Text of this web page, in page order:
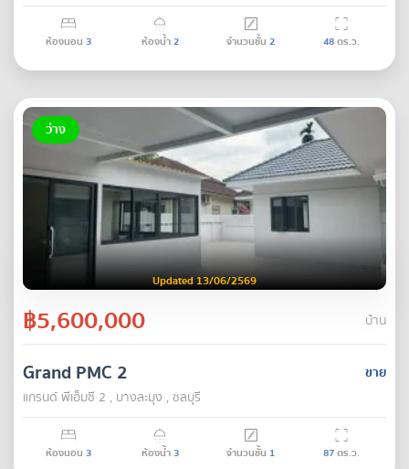
ห้องนอน 3 ห้องน้ำ2 จำนวนชั้น 2 48ตร.ว.
ว่าง
Updated 13/06/2569
฿5,600,000 บ้าน
ขาย
Grand PMC 2
แกรนด์ พีเอ็มซี 2 , บางละมุง , ชลบุรี
ห้องนอน 3 ห้องน้ำ3 จำนวนชั้น 1 87ตร.ว.